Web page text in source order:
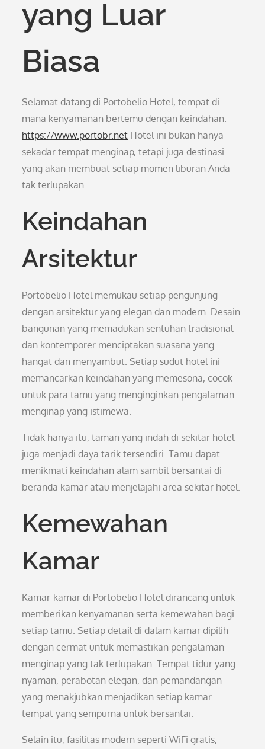
yang Luar
Biasa
Selamat datang di Portobelio Hotel, tempat di
mana kenyamanan bertemu dengan keindahan.
https://www.portobr.net Hotel ini bukan hanya
sekadar tempat menginap, tetapi juga destinasi
yang akan membuat setiap momen liburan Anda
tak terlupakan.
Keindahan
Arsitektur
Portobelio Hotel memukau setiap pengunjung
dengan arsitektur yang elegan dan modern. Desain
bangunan yang memadukan sentuhan tradisional
dan kontemporer menciptakan suasana yang
hangat dan menyambut. Setiap sudut hotel ini
memancarkan keindahan yang memesona, cocok
untuk para tamu yang menginginkan pengalaman
menginap yang istimewa.
Tidak hanya itu, taman yang indah di sekitar hotel
juga menjadi daya tarik tersendiri. Tamu dapat
menikmati keindahan alam sambil bersantai di
beranda kamar atau menjelajahi area sekitar hotel.
Kemewahan
Kamar
Kamar-kamar di Portobelio Hotel dirancang untuk
memberikan kenyamanan serta kemewahan bagi
setiap tamu. Setiap detail di dalam kamar dipilih
dengan cermat untuk memastikan pengalaman
menginap yang tak terlupakan. Tempat tidur yang
nyaman, perabotan elegan, dan pemandangan
yang menakjubkan menjadikan setiap kamar
tempat yang sempurna untuk bersantai.
Selain itu, fasilitas modern seperti WiFi gratis,